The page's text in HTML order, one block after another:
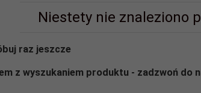
Niestety nie znaleziono
raz jeszcze
z wyszukaniem produktu - zadzwoń do